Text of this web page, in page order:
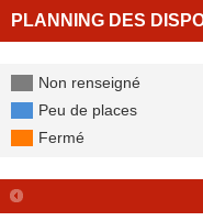
PLANNING DES
Non renseigné
Peu de places
Fermé